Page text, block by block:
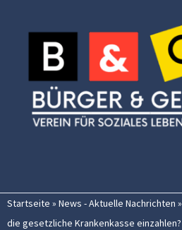
Inhalt
springen
Startseite » News - Aktuelle Nachrichten »
die gesetzliche Krankenkasse einzahlen?